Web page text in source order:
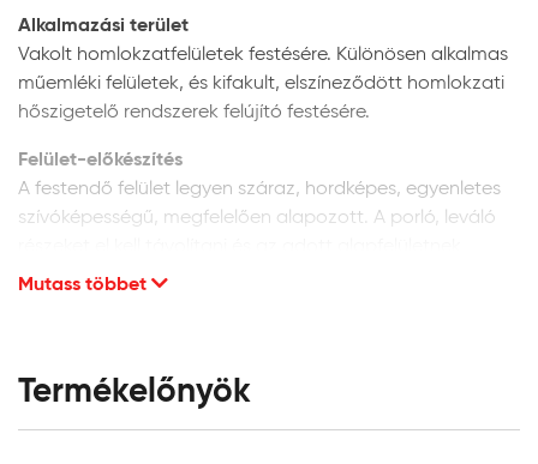
Alkalmazási terület
Vakolt homlokzatfelületek festésére. Különösen alkalmas
műemléki felületek, és kifakult, elszíneződött homlokzati
hőszigetelő rendszerek felújító festésére.
Felület-előkészítés
A festendő felület legyen száraz, hordképes, egyenletes
szívóképességű, megfelelően alapozott. A porló, leváló
megfelelően kijavítani. A vakolat minősége legyen min. vH
Új, vakolt vagy beton felületek:
felület szívóképességének kiegyenlítéséhez a
Mutass többet
Termékelőnyök